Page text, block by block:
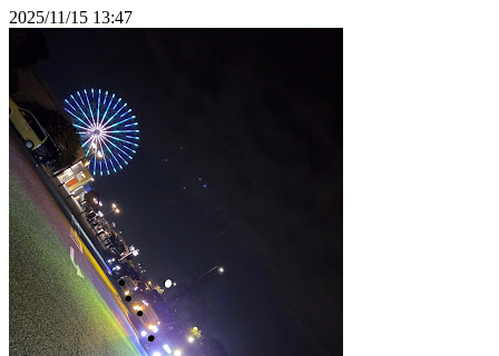
2025/11/15 13:47